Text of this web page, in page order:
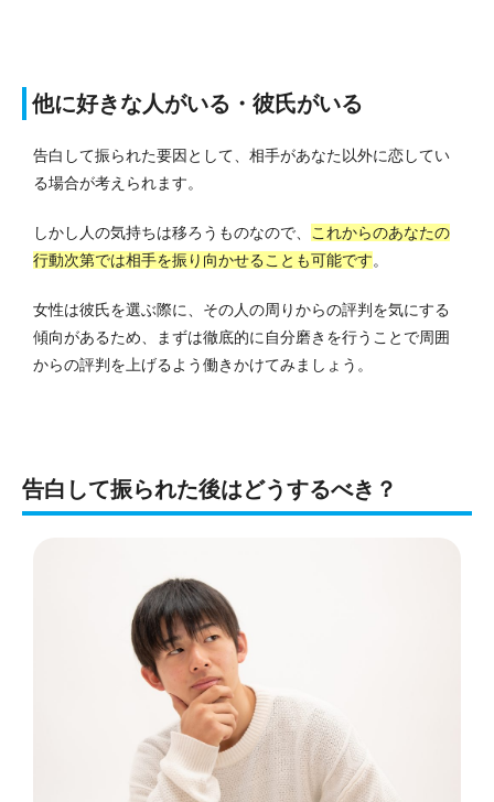
他に好きな人がいる・彼氏がいる
告白して振られた要因として、相手があなた以外に恋してい
る場合が考えられます。
しかし人の気持ちは移ろうものなので、
これからのあなたの
行動次第では相手を振り向かせることも可能です。
女性は彼氏を選ぶ際に、その人の周りからの評判を気にする
傾向があるため、まずは徹底的に自分磨きを行うことで周囲
からの評判を上げるよう働きかけてみましょう。
告白して振られた後はどうするべき？